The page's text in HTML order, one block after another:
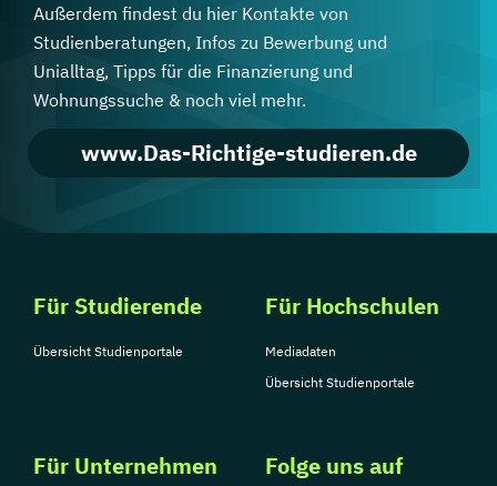
Außerdem findest du hier Kontakte von
Studienberatungen, Infos zu Bewerbung und
Unialltag, Tipps für die Finanzierung und
Wohnungssuche & noch viel mehr.
www.Das-Richtige-studieren.de
Für Studierende
Übersicht Studienportale
Für Hochschulen
Mediadaten
Übersicht Studienportale
Für Unternehmen Folge uns auf